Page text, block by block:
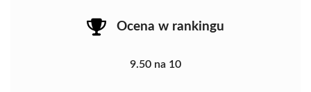
Ocena w rankingu
9.50 na 10